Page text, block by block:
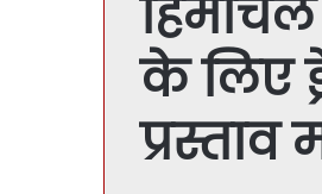
के लिए
प्रस्ताव